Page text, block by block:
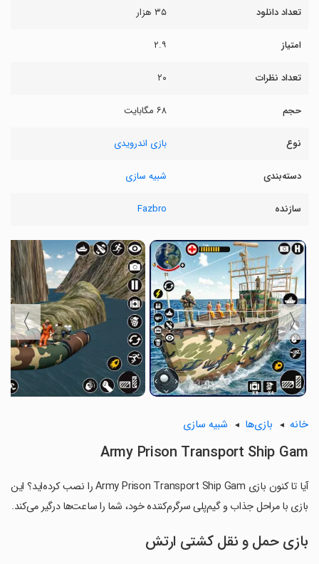
تعداد دانلود ۳۵ هزار
امتیاز ۲.۹
تعداد نظرات ۲۰
حجم ۶۸ مگابایت
نوع بازی اندرویدی
دسته‌بندی شبیه سازی
سازنده Fazbro
〈
〉
خانه بازی‌ها شبیه سازی
Army Prison Transport Ship Gam
آیا تا کنون بازی Army Prison Transport Ship Gam را نصب کرده‌اید؟ این
بازی با مراحل جذاب و گیم‌پلی سرگرم‌کننده خود، شما را ساعت‌ها درگیر می‌کند.
بازی حمل و نقل کشتی ارتش